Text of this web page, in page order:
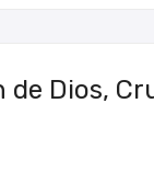
Dios,